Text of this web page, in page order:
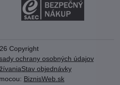
Copyright
ochrany osobných údajov
Stav objednávky
BiznisWeb.sk